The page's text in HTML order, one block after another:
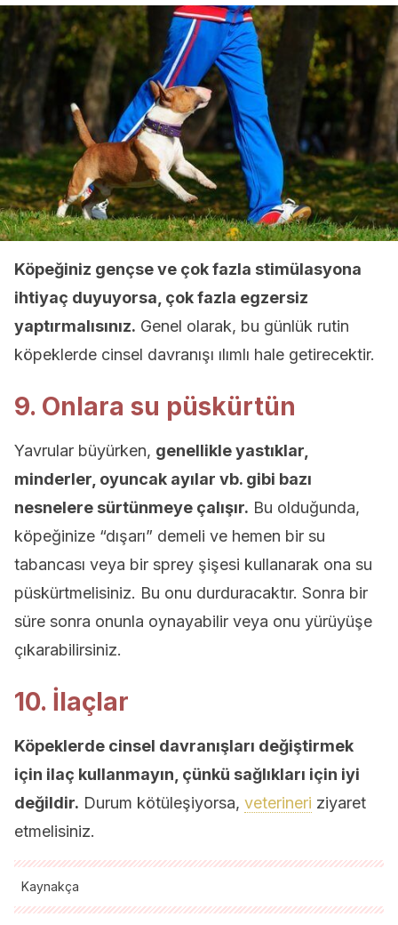
Köpeğiniz gençse ve çok fazla stimülasyona
ihtiyaç duyuyorsa, çok fazla egzersiz
yaptırmalısınız. Genel olarak, bu günlük rutin
köpeklerde cinsel davranışı ılımlı hale getirecektir.
9. Onlara su püskürtün
Yavrular büyürken, genellikle yastıklar,
minderler, oyuncak ayılar vb. gibi bazı
nesnelere sürtünmeye çalışır. Bu olduğunda,
köpeğinize “dışarı” demeli ve hemen bir su
tabancası veya bir sprey şişesi kullanarak ona su
püskürtmelisiniz. Bu onu durduracaktır. Sonra bir
süre sonra onunla oynayabilir veya onu yürüyüşe
çıkarabilirsiniz.
10. İlaçlar
Köpeklerde cinsel davranışları değiştirmek
için ilaç kullanmayın, çünkü sağlıkları için iyi
değildir. Durum kötüleşiyorsa, veterineri ziyaret
etmelisiniz.
Kaynakça
Tüm alıntı yapılan kaynaklar, kalitelerini, güvenilirliklerini,